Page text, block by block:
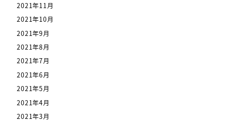
2021年11月
2021年10月
2021年9月
2021年8月
2021年7月
2021年6月
2021年5月
2021年4月
2021年3月